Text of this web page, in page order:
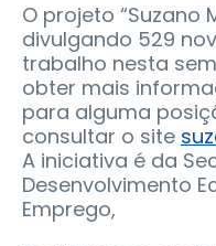
O projeto “Suzano
divulgando 529
trabalho nesta
obter mais
para alguma
consultar o site
A iniciativa é da
Desenvolvimento
Emprego,